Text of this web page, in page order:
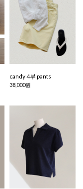
candy 4부 pants
38,000원